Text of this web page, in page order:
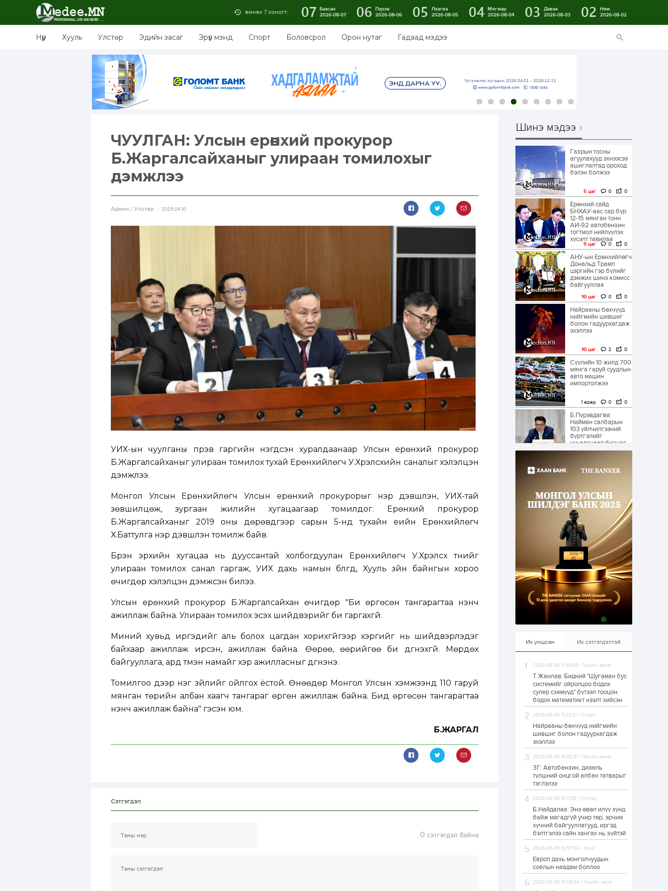
өмнөх 7 хоногт: 07 Баасан
2026-08-07
06 Пүрэв
2026-08-06
05
Лхагва
2026-08-05
04 Мягмар
2026-08-04
03
Даваа
2026-08-03
02
Ням
2026-08-02
Нүүр Хууль Улстөр Эдийн засаг Эрүүл мэнд Спорт Боловсрол Орон нутаг Гадаад мэдээ
ЧУУЛГАН: Улсын ерөнхий прокурор
Б.Жаргалсайханыг улираан томилохыг
дэмжлээ
Aдмин / Улстөр 2025.04.10
УИХ-ын чуулганы пүрэв гаргийн нэгдсэн хуралдаанаар Улсын ерөнхий прокурор
Б.Жаргалсайханыг улираан томилох тухай Ерөнхийлөгч У.Хүрэлсүхийн саналыг хэлэлцэн
дэмжлээ.
Монгол Улсын Ерөнхийлөгч Улсын ерөнхий прокурорыг нэр дэвшүүлэн, УИХ-тай
зөвшилцөж, зургаан жилийн хугацаагаар томилдог. Ерөнхий прокурор
Б.Жаргалсайханыг 2019 оны дөрөвдүгээр сарын 5-нд тухайн үеийн Ерөнхийлөгч
Х.Баттулга нэр дэвшүүлэн томилж байв.
Бүрэн эрхийн хугацаа нь дууссантай холбогдуулан Ерөнхийлөгч У.Хүрэлсүх түүнийг
улираан томилох санал гаргаж, УИХ дахь намын бүлгүүд, Хууль зүйн байнгын хороо
өчигдөр хэлэлцэн дэмжсэн билээ.
Улсын ерөнхий прокурор Б.Жаргалсайхан өчигдөр "Би өргөсөн тангарагтаа үнэнч
ажиллаж байна. Улираан томилох эсэх шийдвэрийг би гаргахгүй.
Миний хувьд иргэдийг аль болох цагдан хорихгүйгээр хэргийг нь шийдвэрлэдэг
байхаар ажиллаж ирсэн, ажиллаж байна. Өөрөө, өөрийгөө би дүгнэхгүй. Мөрдөх
байгууллага, ард түмэн намайг хэр ажилласныг дүгнэнэ.
Томилгоо дээр нэг зүйлийг ойлгох ёстой. Өнөөдөр Монгол Улсын хэмжээнд 110 гаруй
мянган төрийн албан хаагч тангараг өргөн ажиллаж байна. Бид өргөсөн тангарагтаа
үнэнч ажиллаж байна" гэсэн юм.
Б.ЖАРГАЛ
Сэтгэгдэл
0 сэтгэгдэл байна
Шинэ мэдээ
Газрын тосны
агуулахууд эхнээсээ
ашиглалтад ороход
бэлэн болжээ
5 цаг 0 0
Ерөнхий сайд
БНХАУ-аас сар бүр
12-15 мянган тонн
АИ-92 автобензин
тогтмол нийлүүлэх
хүсэлт тавилаа
9 цаг 0 0
АНУ-ын Ерөнхийлөгч
Дональд Трамп
цэргийн гэр бүлийг
дэмжих шинэ комисс
байгууллаа
10 цаг 0 0
Найрааны бөхчүүд
нийгмийн шившиг
болон гадуурхагдаж
эхэллээ
10 цаг 2 0
Сүүлийн 10 жилд 700
мянга гаруй суудлын
авто машин
импортолжээ
1 өдөр 0 0
Б.Пүрэвдагва:
Найман салбарын
103 үйлчилгээний
бүртгэлийг
цуцалснаар бизнес
эрхлэхэд таатай...
Долдугаар сард
709.503 зөрчил
1 өдөр 0 0
Цалинтай ээжийн 50
мянган төгрөгийн
тэтгэмжийг 500
мянгад хүргэх
өргөдөлд санал авч
эхэлжээ
1 өдөр 2 0
Б.Түмэн-Өлзий: Олон
улсад хуримтлуулсан
мэдлэг, туршлагаа эх
орныхоо хөгжилд
зориулна
Алтны үнэ дөрвөн
өсөж байна
1 өдөр 0
Худалдагч
Н.Амарзаяа:
Дэлгүүрийн 32
хуудастай өрийн
дэвтэр долоо хоногт
л дүүрдэг
1 өдөр
Б.Хулан дэлхийн
аварга боллоо
1 өдөр
намрын экспортын
орлого Монголд
юм
1 өдөр 0
Автомашины улсын
тоогоор төгссөн бол
өнөөдөр шатахуун
авна
Их уншсан Их сэтгэгдэлтэй
2026-08-05 11:49:38 / Эдийн засаг
Т.Жанлав: Бидний "Шугаман бус
системийг ойролцоо бодох
супер схемүүд" бүтээл тооцон
бодох математикт нээлт хийсэн
2026-08-08 11:32:31 / Спорт
Найрааны бөхчүүд нийгмийн
шившиг болон гадуурхагдаж
эхэллээ
2026-08-05 15:02:31 / Эдийн засаг
ЗГ: Автобензин, дизель
түлшний онцгой албан татварыг
тэглэлээ
2026-08-05 12:11:05 / Улстөр
Б.Найдалаа: Энэ өвөл илүү хүнд
байж магадгүй учир төр, эрчим
хүчний байгууллагууд, иргэд
бэлтгэлээ сайн хангах нь зүйтэй
2026-08-05 12:57:50 / Нүүр
Европ дахь монголчуудын
соёлын наадам боллоо
2026-08-05 15:06:04 / Эдийн засаг